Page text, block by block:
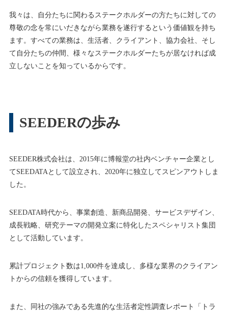
我々は、自分たちに関わるステークホルダーの方たちに対しての
尊敬の念を常にいだきながら業務を遂行するという価値観を持ち
ます。すべての業務は、生活者、クライアント、協力会社、そし
て自分たちの仲間、様々なステークホルダーたちが居なければ成
立しないことを知っているからです。
SEEDERの歩み
SEEDER株式会社は、2015年に博報堂の社内ベンチャー企業とし
てSEEDATAとして設立され、2020年に独立してスピンアウトしま
した。
SEEDATA時代から、事業創造、新商品開発、サービスデザイン、
成長戦略、研究テーマの開発立案に特化したスペシャリスト集団
として活動しています。
累計プロジェクト数は1,000件を達成し、多様な業界のクライアン
トからの信頼を獲得しています。
また、同社の強みである先進的な生活者定性調査レポート「トラ